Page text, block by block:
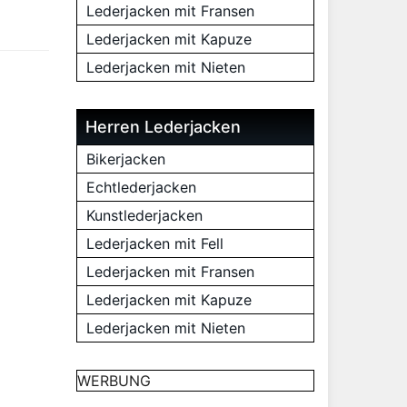
Lederjacken mit Fransen
Lederjacken mit Kapuze
Lederjacken mit Nieten
Herren Lederjacken
Bikerjacken
Echtlederjacken
Kunstlederjacken
Lederjacken mit Fell
Lederjacken mit Fransen
Lederjacken mit Kapuze
Lederjacken mit Nieten
WERBUNG